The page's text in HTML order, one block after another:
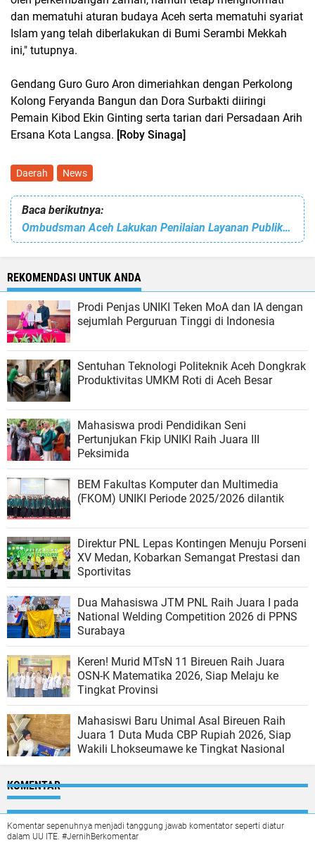
dan mematuhi aturan budaya Aceh serta mematuhi syariat
Islam yang telah diberlakukan di Bumi Serambi Mekkah
ini," tutupnya.
Gendang Guro Guro Aron dimeriahkan dengan Perkolong
Kolong Feryanda Bangun dan Dora Surbakti diiringi
Pemain Kibod Ekin Ginting serta tarian dari Persadaan Arih
Ersana Kota Langsa. [Roby Sinaga]
Daerah News
Baca berikutnya:
Ombudsman Aceh Lakukan Penilaian Layanan Publik di Aceh Tenggara
REKOMENDASI UNTUK ANDA
Prodi Penjas UNIKI Teken MoA dan IA dengan
sejumlah Perguruan Tinggi di Indonesia
Sentuhan Teknologi Politeknik Aceh Dongkrak
Produktivitas UMKM Roti di Aceh Besar
Mahasiswa prodi Pendidikan Seni
Pertunjukan Fkip UNIKI Raih Juara III
Peksimida
BEM Fakultas Komputer dan Multimedia
(FKOM) UNIKI Periode 2025/2026 dilantik
Direktur PNL Lepas Kontingen Menuju Porseni
XV Medan, Kobarkan Semangat Prestasi dan
Sportivitas
Dua Mahasiswa JTM PNL Raih Juara I pada
National Welding Competition 2026 di PPNS
Surabaya
Keren! Murid MTsN 11 Bireuen Raih Juara
OSN-K Matematika 2026, Siap Melaju ke
Tingkat Provinsi
Mahasiswi Baru Unimal Asal Bireuen Raih
Juara 1 Duta Muda CBP Rupiah 2026, Siap
Wakili Lhokseumawe ke Tingkat Nasional
KOMENTAR
Komentar sepenuhnya menjadi tanggung jawab komentator seperti diatur
dalam UU ITE. #JernihBerkomentar